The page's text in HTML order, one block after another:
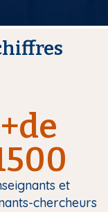
+de
et
chercheurs